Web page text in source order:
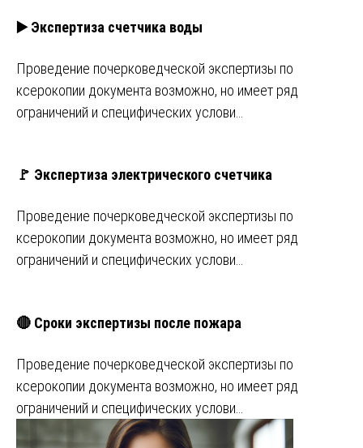
▶️ Экспертиза счетчика воды
Проведение почерковедческой экспертизы по
ксерокопии документа возможно, но имеет ряд
ограничений и специфических услови…
🚩 Экспертиза электрического счетчика
Проведение почерковедческой экспертизы по
ксерокопии документа возможно, но имеет ряд
ограничений и специфических услови…
🔴 Сроки экспертизы после пожара
Проведение почерковедческой экспертизы по
ксерокопии документа возможно, но имеет ряд
ограничений и специфических услови…